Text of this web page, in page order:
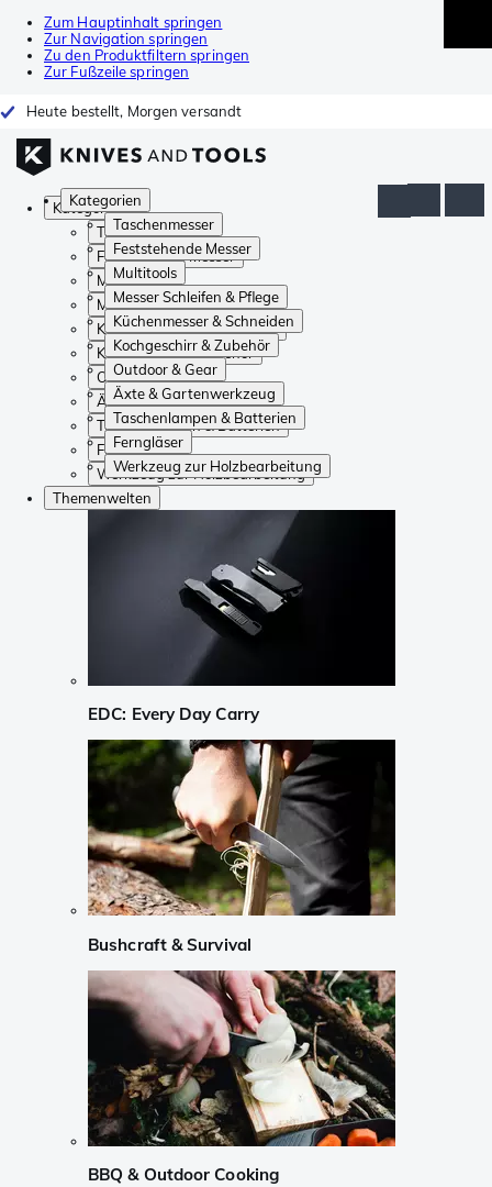
Zum Hauptinhalt springen
Zur Navigation springen
Zu den Produktfiltern springen
Zur Fußzeile springen
Heute bestellt, Morgen versandt
Kategorien
Taschenmesser
Feststehende Messer
Multitools
Messer Schleifen & Pflege
Küchenmesser & Schneiden
Kochgeschirr & Zubehör
Outdoor & Gear
Äxte & Gartenwerkzeug
Taschenlampen & Batterien
Ferngläser
Werkzeug zur Holzbearbeitung
Kategorien
Taschenmesser
Feststehende Messer
Multitools
Messer Schleifen & Pflege
Küchenmesser & Schneiden
Kochgeschirr & Zubehör
Outdoor & Gear
Äxte & Gartenwerkzeug
Taschenlampen & Batterien
Ferngläser
Werkzeug zur Holzbearbeitung
Themenwelten
EDC: Every Day Carry
Bushcraft & Survival
BBQ & Outdoor Cooking